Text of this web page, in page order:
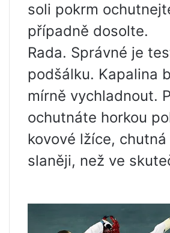
soli pokrm
případně dosolte.
Rada. Správné je
podšálku. Kapalina
mírně vychladnout.
ochutnáte horkou
kovové lžíce,
slaněji, než ve